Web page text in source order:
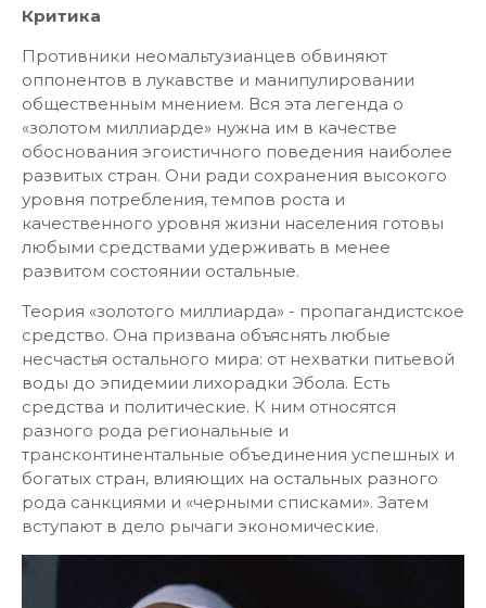
Критика
Противники неомальтузианцев обвиняют
оппонентов в лукавстве и манипулировании
общественным мнением. Вся эта легенда о
«золотом миллиарде» нужна им в качестве
обоснования эгоистичного поведения наиболее
развитых стран. Они ради сохранения высокого
уровня потребления, темпов роста и
качественного уровня жизни населения готовы
любыми средствами удерживать в менее
развитом состоянии остальные.
Теория «золотого миллиарда» - пропагандистское
средство. Она призвана объяснять любые
несчастья остального мира: от нехватки питьевой
воды до эпидемии лихорадки Эбола. Есть
средства и политические. К ним относятся
разного рода региональные и
трансконтинентальные объединения успешных и
богатых стран, влияющих на остальных разного
рода санкциями и «черными списками». Затем
вступают в дело рычаги экономические.